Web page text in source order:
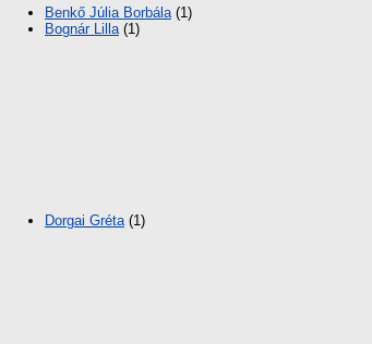
Benkő Júlia Borbála(1)
Bognár Lilla(1)
Dorgai Gréta (1)